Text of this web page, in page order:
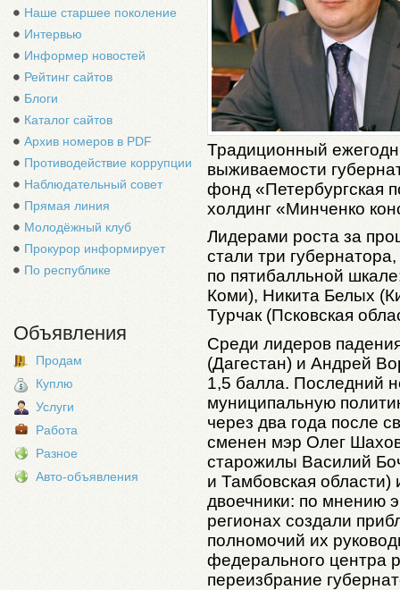
Наше старшее поколение
Интервью
Информер новостей
Рейтинг сайтов
Блоги
Каталог сайтов
Архив номеров в PDF
Противодействие коррупции
Наблюдательный совет
Прямая линия
Молодёжный клуб
Прокурор информирует
По республике
Объявления
Продам
Куплю
Услуги
Работа
Разное
Авто-объявления
Традиционный
выживаемости
фонд «Петербургская
холдинг «Минченко
Лидерами роста за
стали три
по пятибалльной
Коми), Никита Белых
Турчак (Псковская
Среди лидеров
(Дагестан) и Андрей
1,5 балла. Последний
муниципальную
через два года после
сменен мэр Олег
старожилы Василий
и Тамбовская области)
двоечники: по мнению
регионах создали
полномочий их
федерального центра
переизбрание